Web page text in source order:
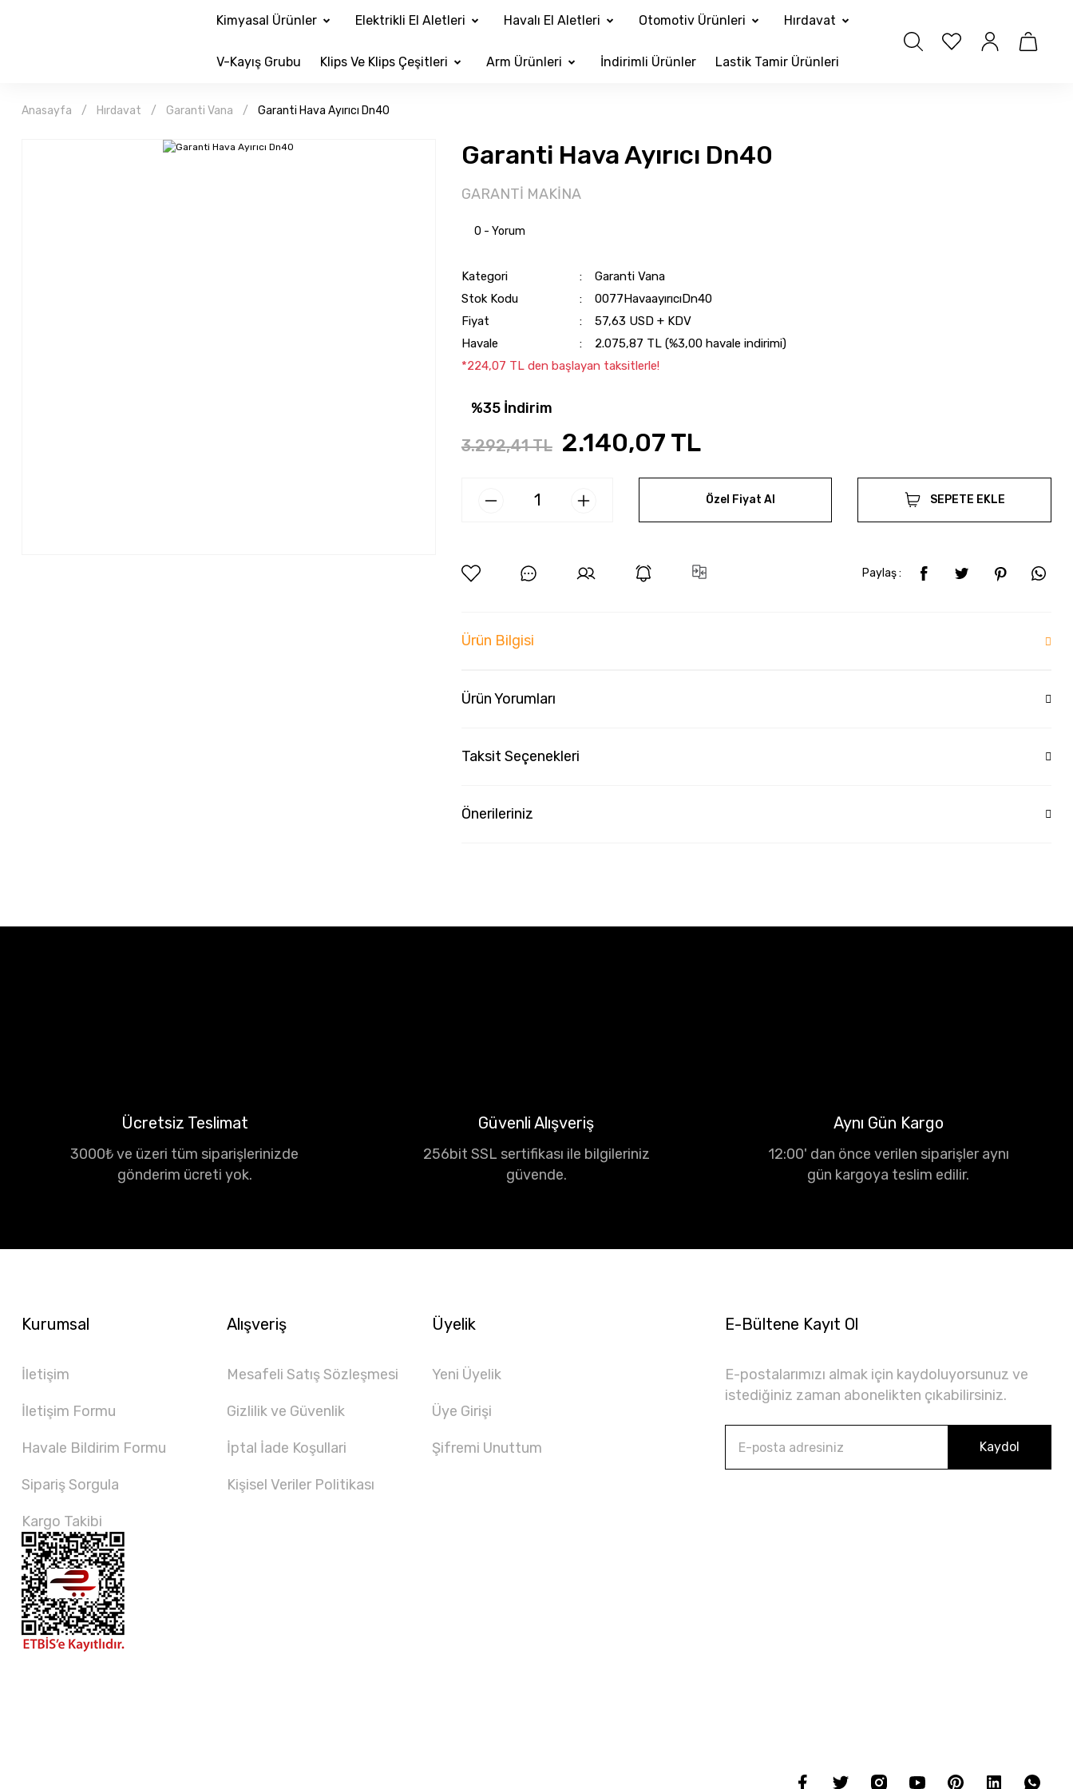
Kimyasal Ürünler Elektrikli El Aletleri Havalı El Aletleri Otomotiv Ürünleri Hırdavat
V-Kayış Grubu Klips Ve Klips Çeşitleri Arm Ürünleri İndirimli Ürünler Lastik Tamir Ürünleri
Anasayfa Hırdavat Garanti Vana Garanti Hava Ayırıcı Dn40
Garanti Hava Ayırıcı Dn40
GARANTİ MAKİNA
0 - Yorum
Kategori
Garanti Vana
Stok Kodu
0077HavaayırıcıDn40
Fiyat
57,63 USD + KDV
Havale
2.075,87 TL (%3,00 havale indirimi)
*224,07 TL den başlayan taksitlerle!
%35 İndirim
3.292,41 TL 2.140,07 TL
Özel Fiyat Al SEPETE EKLE
Paylaş :
Ürün Bilgisi
Ürün Yorumları
Taksit Seçenekleri
Önerileriniz
Ücretsiz Teslimat
3000₺ ve üzeri tüm siparişlerinizde
gönderim ücreti yok.
Güvenli Alışveriş
256bit SSL sertifikası ile bilgileriniz
güvende.
Aynı Gün Kargo
12:00' dan önce verilen siparişler aynı
gün kargoya teslim edilir.
Kurumsal
İletişim
İletişim Formu
Havale Bildirim Formu
Sipariş Sorgula
Kargo Takibi
Alışveriş
Mesafeli Satış Sözleşmesi
Gizlilik ve Güvenlik
İptal İade Koşullari
Kişisel Veriler Politikası
Üyelik
Yeni Üyelik
Üye Girişi
Şifremi Unuttum
E-Bültene Kayıt Ol
E-postalarımızı almak için kaydoluyorsunuz ve
istediğiniz zaman abonelikten çıkabilirsiniz.
Kaydol